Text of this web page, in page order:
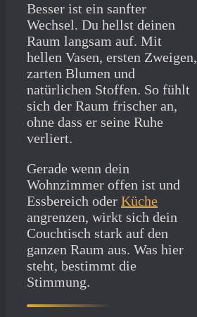
Besser ist ein sanfter
Wechsel. Du hellst deinen
Raum langsam auf. Mit
hellen Vasen, ersten Zweigen,
zarten Blumen und
natürlichen Stoffen. So fühlt
sich der Raum frischer an,
ohne dass er seine Ruhe
verliert.
Gerade wenn dein
Wohnzimmer offen ist und
Essbereich oder Küche
angrenzen, wirkt sich dein
Couchtisch stark auf den
ganzen Raum aus. Was hier
steht, bestimmt die
Stimmung.